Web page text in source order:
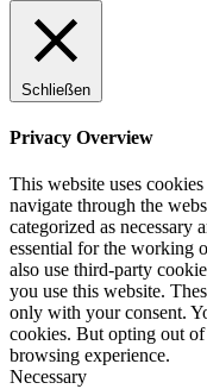
Schließen
Privacy Overview
This website uses
navigate through the
categorized as necessary
essential for the working
also use third-party
you use this website.
only with your consent.
cookies. But opting out
browsing experience.
Necessary